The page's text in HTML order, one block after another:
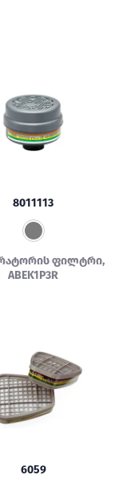
8011113
ფილტრი,
ABEK1P3R
6059